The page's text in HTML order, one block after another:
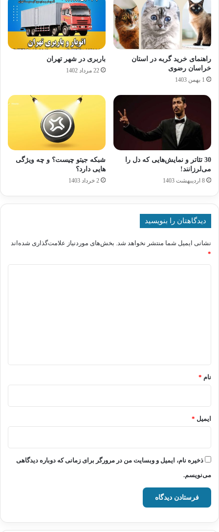
راهنمای خرید گربه در استان
خراسان رضوی
1 بهمن 1403
باربری در شهر تهران
22 مرداد 1402
30 تئاتر و نمایش‌هایی که دل را
می‌لرزانند!
8 اردیبهشت 1403
شبکه جیتو چیست؟ و چه ویژگی
هایی دارد؟
2 خرداد 1403
دیدگاهتان را بنویسید
نشانی ایمیل شما منتشر نخواهد شد. بخش‌های موردنیاز علامت‌گذاری شده‌اند
*
نام *
ایمیل *
ذخیره نام، ایمیل و وبسایت من در مرورگر برای زمانی که دوباره دیدگاهی
می‌نویسم.